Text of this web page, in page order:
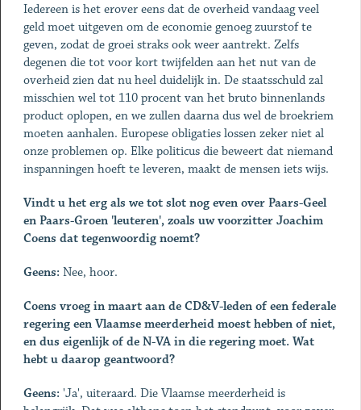
Iedereen is het erover eens dat de overheid vandaag veel
geld moet uitgeven om de economie genoeg zuurstof te
geven, zodat de groei straks ook weer aantrekt. Zelfs
degenen die tot voor kort twijfelden aan het nut van de
overheid zien dat nu heel duidelijk in. De staatsschuld zal
misschien wel tot 110 procent van het bruto binnenlands
product oplopen, en we zullen daarna dus wel de broekriem
moeten aanhalen. Europese obligaties lossen zeker niet al
onze problemen op. Elke politicus die beweert dat niemand
inspanningen hoeft te leveren, maakt de mensen iets wijs.
Vindt u het erg als we tot slot nog even over Paars-Geel
en Paars-Groen 'leuteren', zoals uw voorzitter Joachim
Coens dat tegenwoordig noemt?
Geens: Nee, hoor.
Coens vroeg in maart aan de CD&V-leden of een federale
regering een Vlaamse meerderheid moest hebben of niet,
en dus eigenlijk of de N-VA in die regering moet. Wat
hebt u daarop geantwoord?
Geens: 'Ja', uiteraard. Die Vlaamse meerderheid is